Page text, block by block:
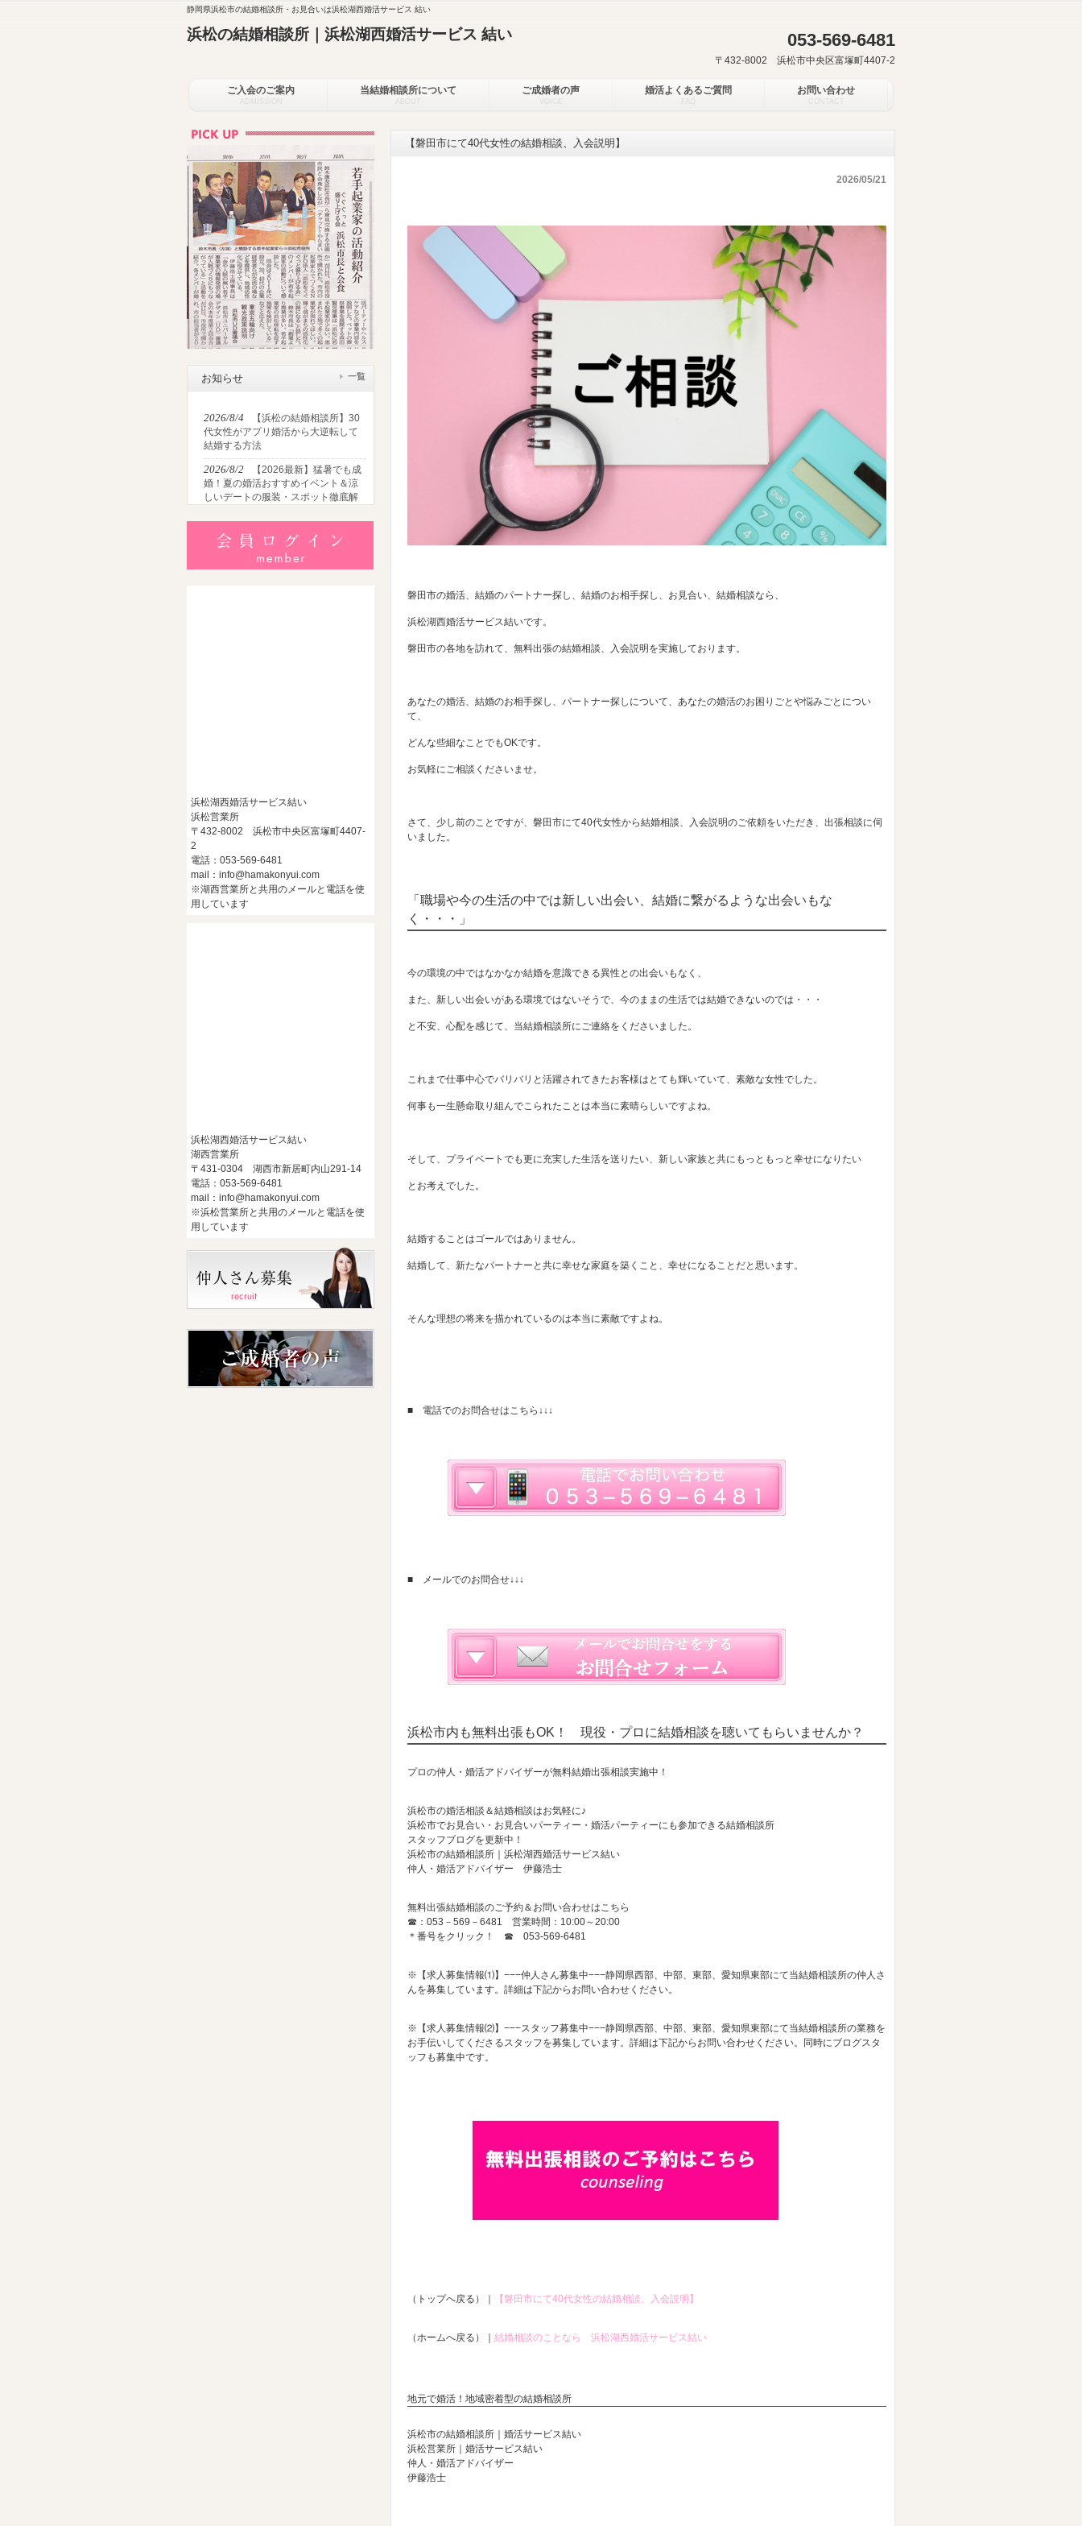
静岡県浜松市の結婚相談所・お見合いは浜松湖西婚活サービス 結い
浜松の結婚相談所｜浜松湖西婚活サービス 結い 053-569-6481
〒432-8002 浜松市中央区富塚町4407-2
ご入会のご案内 当結婚相談所について ご成婚者の声 婚活よくあるご質問 お問い合わせ
【磐田市にて40代女性の結婚相談、入会説明】
2026/05/21
磐田市の婚活、結婚のパートナー探し、結婚のお相手探し、お見合い、結婚相談なら、
浜松湖西婚活サービス結いです。
磐田市の各地を訪れて、無料出張の結婚相談、入会説明を実施しております。
あなたの婚活、結婚のお相手探し、パートナー探しについて、あなたの婚活のお困りごとや悩みごとについ
て、
どんな些細なことでもOKです。
お気軽にご相談くださいませ。
さて、少し前のことですが、磐田市にて40代女性から結婚相談、入会説明のご依頼をいただき、出張相談に伺
いました。
「職場や今の生活の中では新しい出会い、結婚に繋がるような出会いもな
く・・・」
今の環境の中ではなかなか結婚を意識できる異性との出会いもなく、
また、新しい出会いがある環境ではないそうで、今のままの生活では結婚できないのでは・・・
と不安、心配を感じて、当結婚相談所にご連絡をくださいました。
これまで仕事中心でバリバリと活躍されてきたお客様はとても輝いていて、素敵な女性でした。
何事も一生懸命取り組んでこられたことは本当に素晴らしいですよね。
そして、プライベートでも更に充実した生活を送りたい、新しい家族と共にもっともっと幸せになりたい
とお考えでした。
結婚することはゴールではありません。
結婚して、新たなパートナーと共に幸せな家庭を築くこと、幸せになることだと思います。
そんな理想の将来を描かれているのは本当に素敵ですよね。
■ 電話でのお問合せはこちら↓↓↓
■ メールでのお問合せ↓↓↓
浜松市内も無料出張もOK！ 現役・プロに結婚相談を聴いてもらいませんか？
プロの仲人・婚活アドバイザーが無料結婚出張相談実施中！
浜松市の婚活相談＆結婚相談はお気軽に♪
浜松市でお見合い・お見合いパーティー・婚活パーティーにも参加できる結婚相談所
スタッフブログを更新中！
浜松市の結婚相談所｜浜松湖西婚活サービス結い
仲人・婚活アドバイザー 伊藤浩士
無料出張結婚相談のご予約＆お問い合わせはこちら
☎：053－569－6481 営業時間：10:00～20:00
＊番号をクリック！ ☎ 053-569-6481
※【求人募集情報⑴】−−−仲人さん募集中−−−静岡県西部、中部、東部、愛知県東部にて当結婚相談所の仲人さ
んを募集しています。詳細は下記からお問い合わせください。
※【求人募集情報⑵】−−−スタッフ募集中−−−静岡県西部、中部、東部、愛知県東部にて当結婚相談所の業務を
お手伝いしてくださるスタッフを募集しています。詳細は下記からお問い合わせください。同時にブログスタ
ッフも募集中です。
（トップへ戻る）｜ 【磐田市にて40代女性の結婚相談、入会説明】
（ホームへ戻る）｜ 結婚相談のことなら 浜松湖西婚活サービス結い
地元で婚活！地域密着型の結婚相談所
浜松市の結婚相談所｜婚活サービス結い
浜松営業所｜婚活サービス結い
仲人・婚活アドバイザー
伊藤浩士
お知らせ 一覧
2026/8/4
【浜松の結婚相談所】30
代女性がアプリ婚活から大逆転して
結婚する方法
2026/8/2
【2026最新】猛暑でも成
婚！夏の婚活おすすめイベント＆涼
しいデートの服装・スポット徹底解
2026/7/28
【浜松】アラフォー男性
が婚活で無双する3つの戦略！30代後
半・40代からの大人の成婚術
浜松湖西婚活サービス結い
浜松営業所
〒432-8002 浜松市中央区富塚町4407-
2
電話：053-569-6481
mail：info@hamakonyui.com
※湖西営業所と共用のメールと電話を使
用しています
浜松湖西婚活サービス結い
湖西営業所
〒431-0304 湖西市新居町内山291-14
電話：053-569-6481
mail：info@hamakonyui.com
※浜松営業所と共用のメールと電話を使
用しています